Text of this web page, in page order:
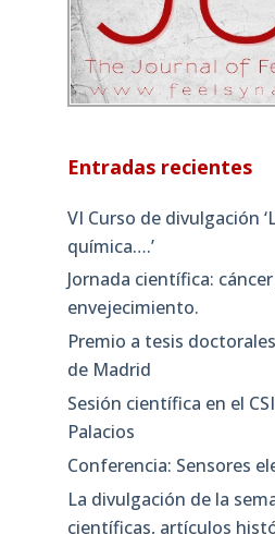
Entradas recientes
VI Curso de divulgación
química….’
Jornada científica:
envejecimiento.
Premio a tesis
de Madrid
Sesión científica en el
Palacios
Conferencia: Sensores
La divulgación de la
científicas, artículos